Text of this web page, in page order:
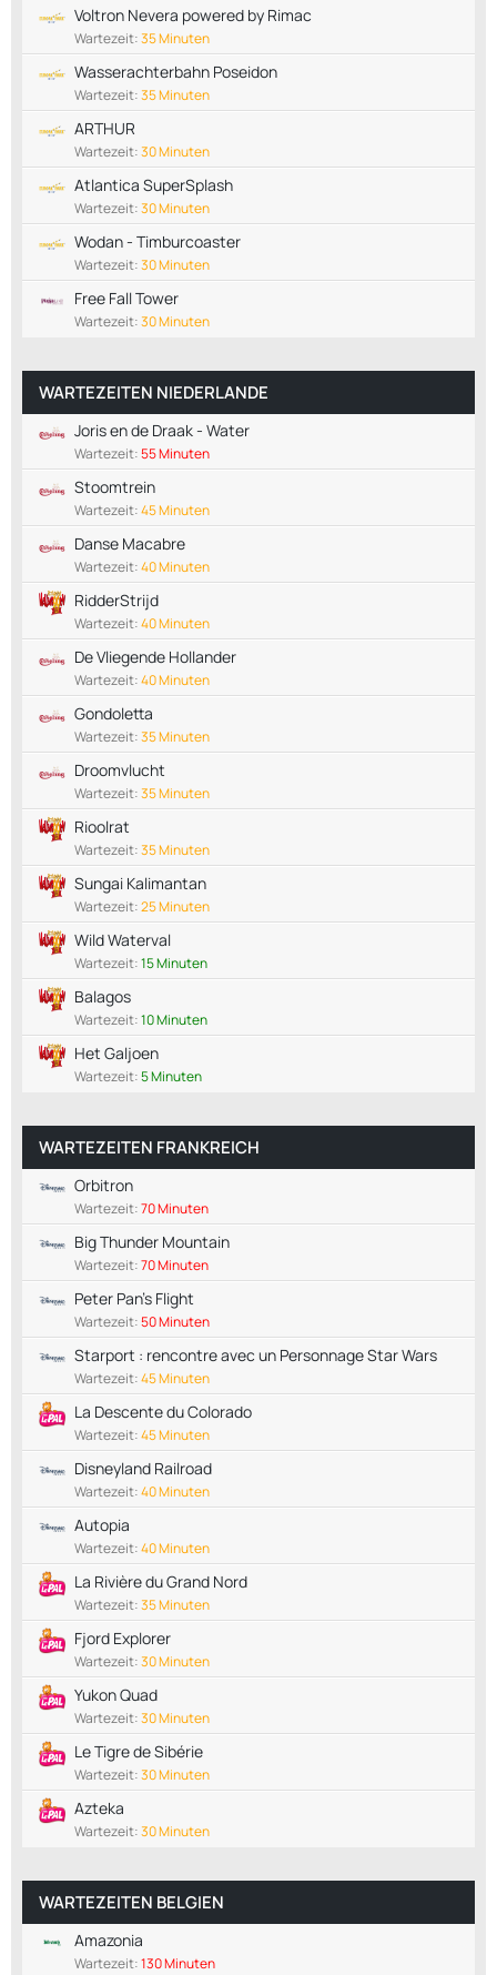
Voltron Nevera powered by Rimac
Wartezeit:35 Minuten
Wasserachterbahn Poseidon
Wartezeit:35 Minuten
ARTHUR
Wartezeit:30 Minuten
Atlantica SuperSplash
Wartezeit:30 Minuten
Wodan - Timburcoaster
Wartezeit:30 Minuten
Free Fall Tower
Wartezeit:30 Minuten
WARTEZEITEN NIEDERLANDE
Joris en de Draak - Water
Wartezeit:55 Minuten
Stoomtrein
Wartezeit:45 Minuten
Danse Macabre
Wartezeit:40 Minuten
RidderStrijd
Wartezeit:40 Minuten
De Vliegende Hollander
Wartezeit:40 Minuten
Gondoletta
Wartezeit:35 Minuten
Droomvlucht
Wartezeit:35 Minuten
Rioolrat
Wartezeit:35 Minuten
Sungai Kalimantan
Wartezeit:25 Minuten
Wild Waterval
Wartezeit:15 Minuten
Balagos
Wartezeit:10 Minuten
Het Galjoen
Wartezeit:5 Minuten
WARTEZEITEN FRANKREICH
Orbitron
Wartezeit:70 Minuten
Big Thunder Mountain
Wartezeit:70 Minuten
Peter Pan's Flight
Wartezeit:50 Minuten
Starport : rencontre avec un Personnage Star Wars
Wartezeit:45 Minuten
La Descente du Colorado
Wartezeit:45 Minuten
Disneyland Railroad
Wartezeit:40 Minuten
Autopia
Wartezeit:40 Minuten
La Rivière du Grand Nord
Wartezeit:35 Minuten
Fjord Explorer
Wartezeit:30 Minuten
Yukon Quad
Wartezeit:30 Minuten
Le Tigre de Sibérie
Wartezeit:30 Minuten
Azteka
Wartezeit:30 Minuten
WARTEZEITEN BELGIEN
Amazonia
Wartezeit:130 Minuten